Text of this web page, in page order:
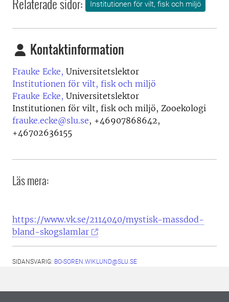
Institutionen för vilt, fisk och miljö
Kontaktinformation
Frauke Ecke, Universitetslektor
Institutionen för vilt, fisk och miljö
Frauke Ecke, Universitetslektor
Institutionen för vilt, fisk och miljö, Zooekologi
frauke.ecke@slu.se, +46907868642,
+46702636155
Läs mera:
https://www.vk.se/2114040/mystisk-massdod-
bland-skogslamlar
SIDANSVARIG: BO-SOREN.WIKLUND@SLU.SE